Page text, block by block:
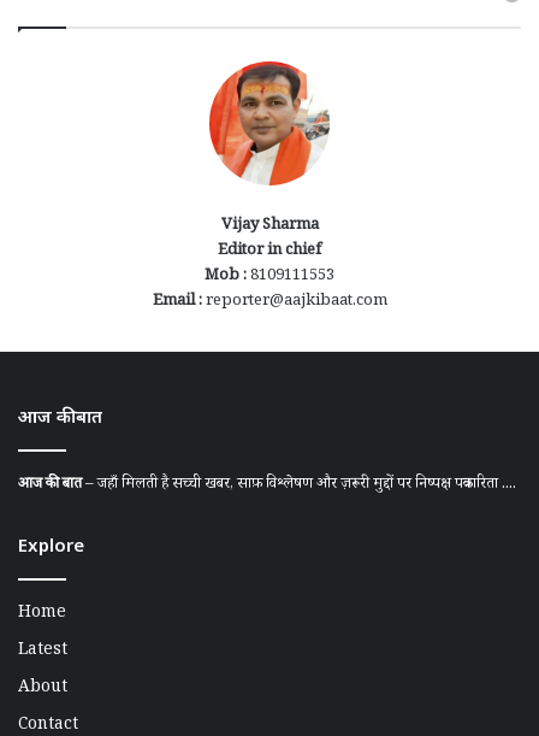
Vijay Sharma
Editor in chief
Mob :8109111553
Email :reporter@aajkibaat.com
आज की बात
आज की बात– जहाँ मिलती है सच्ची खबर, साफ़ विश्लेषण और ज़रूरी मुद्दों पर निष्पक्ष पत्रकारिता ....
Explore
Home
Latest
About
Contact